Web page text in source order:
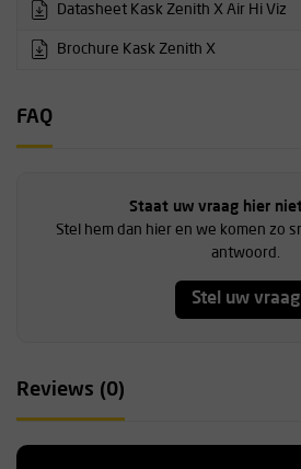
Datasheet Kask Zenith X Air Hi Viz
Brochure Kask Zenith X
FAQ
Staat uw vraag hier
Stel hem dan hier en we komen zo
antwoord.
Stel uw vraag
Reviews (0)